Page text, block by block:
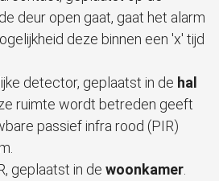
deur open gaat, gaat het alarm
deze binnen een 'x' tijd
detector, geplaatst in de hal
ruimte wordt betreden geeft
passief infra rood (PIR)
geplaatst in dewoonkamer